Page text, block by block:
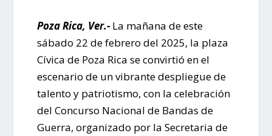
Poza Rica, Ver.- La mañana de este
sábado 22 de febrero del 2025, la plaza
Cívica de Poza Rica se convirtió en el
escenario de un vibrante despliegue de
talento y patriotismo, con la celebración
del Concurso Nacional de Bandas de
Guerra, organizado por la Secretaria de